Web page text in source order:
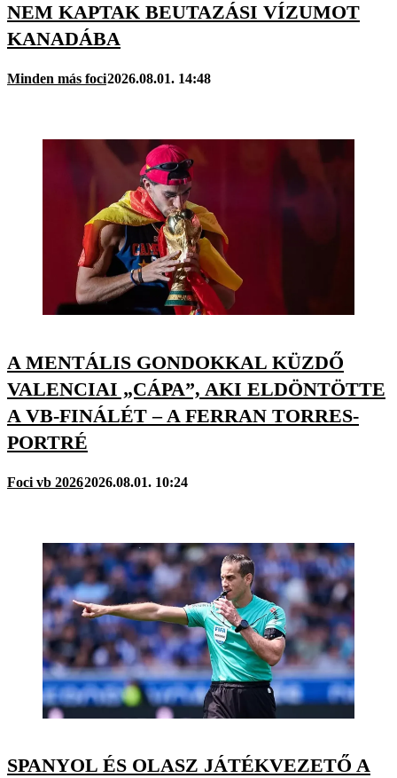
NEM KAPTAK BEUTAZÁSI VÍZUMOT
KANADÁBA
Minden más foci2026.08.01. 14:48
A MENTÁLIS GONDOKKAL KÜZDŐ
VALENCIAI „CÁPA”, AKI ELDÖNTÖTTE
A VB-FINÁLÉT – A FERRAN TORRES-
PORTRÉ
Foci vb 20262026.08.01. 10:24
SPANYOL ÉS OLASZ JÁTÉKVEZETŐ A